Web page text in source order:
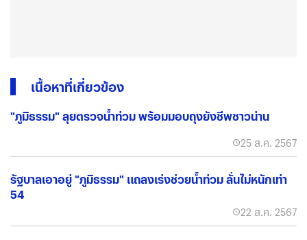
เนื้อหาที่เกี่ยวข้อง
"ภูมิธรรม" ลุยตรวจน้ำท่วม พร้อมมอบถุงยังชีพชาวน่าน
25 ส.ค. 2567
รัฐบาลเอาอยู่ "ภูมิธรรม" แถลงเร่งช่วยน้ำท่วม ลั่นไม่หนักเท่า
54
22 ส.ค. 2567